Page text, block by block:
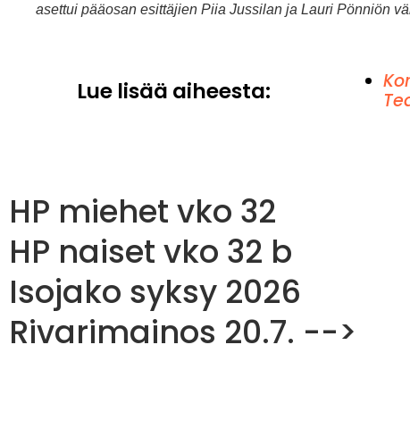
asettui pääosan esittäjien Piia Jussilan ja Lauri Pönniön
Lue lisää aiheesta:
HP miehet vko 32
HP naiset vko 32 b
Isojako syksy 2026
Rivarimainos 20.7. -->